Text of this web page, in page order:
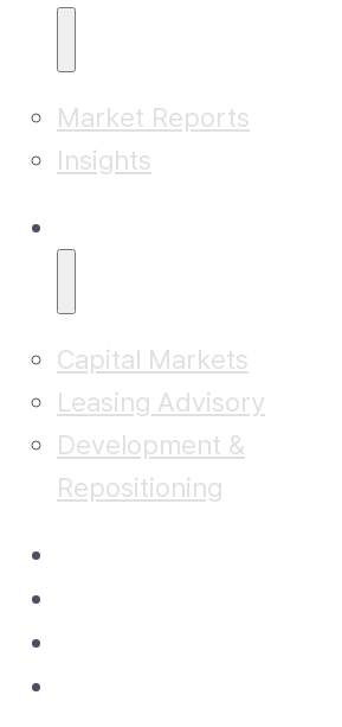
Market Reports
Insights
Capital Markets
Leasing Advisory
Development &
Repositioning